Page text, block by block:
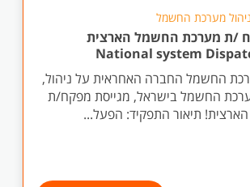
מערכת החשמל
/ת מערכת החשמל הארצית
National system
החשמל החברה האחראית על ניהול,
החשמל בישראל, מגייסת מפקח/ת
תיאור התפקיד: הפעל...